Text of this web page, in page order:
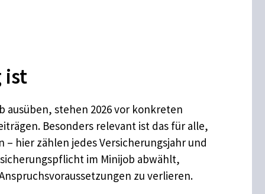
ist
stehen 2026 vor konkreten
Besonders relevant ist das für alle,
hier zählen jedes Versicherungsjahr und
im Minijob abwählt,
zu verlieren.